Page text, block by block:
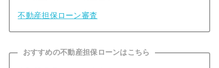
不動産担保ローン審査
おすすめの不動産担保ローンはこちら